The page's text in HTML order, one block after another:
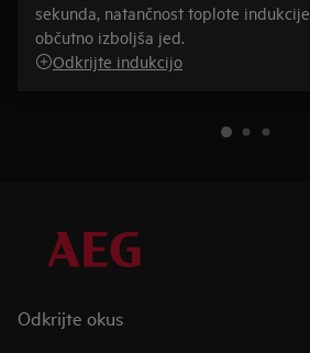
sekunda, natančnost toplote indukcije
občutno izboljša jed.
Odkrijte indukcijo
Odkrijte okus